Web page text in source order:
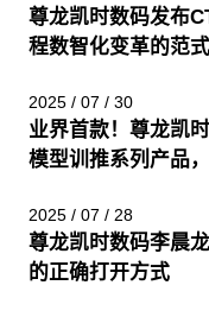
尊龙凯时数码发布
程数智化变革的范
2025 / 07 / 30
业界首款！尊龙凯
模型训推系列产品
2025 / 07 / 28
尊龙凯时数码李晨
的正确打开方式